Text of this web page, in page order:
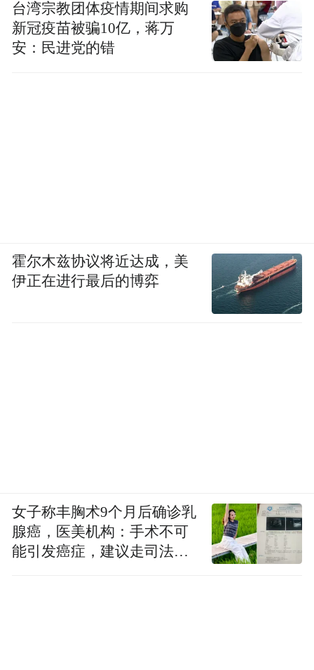
市因义举而更有温度。
多。
记者获悉，除了政府按规定给予见义勇为人
台湾宗教团体疫情期间求购
新冠疫苗被骗10亿，蒋万
安：民进党的错
霍尔木兹协议将近达成，美
伊正在进行最后的博弈
女子称丰胸术9个月后确诊乳
腺癌，医美机构：手术不可
能引发癌症，建议走司法途